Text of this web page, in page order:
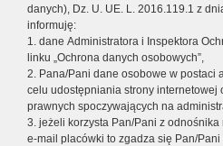
danych), Dz. U. UE. L. 2016.119.1 z
informuję:
1. dane Administratora i Inspektora
linku „Ochrona danych osobowych”,
2. Pana/Pani dane osobowe w postaci
celu udostępniania strony internetowej
prawnych spoczywających na
3. jeżeli korzysta Pan/Pani z
e-mail placówki to zgadza się Pan/